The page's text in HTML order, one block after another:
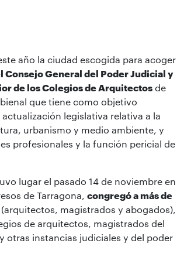
año la ciudad escogida para acoger
Consejo General del Poder Judicial y
de los Colegios de Arquitectos de
que tiene como objetivo
legislativa relativa a la
urbanismo y medio ambiente, y
profesionales y la función pericial de
lugar el pasado 14 de noviembre en
de Tarragona, congregó a más de
(arquitectos, magistrados y abogados),
de arquitectos, magistrados del
otras instancias judiciales y del poder